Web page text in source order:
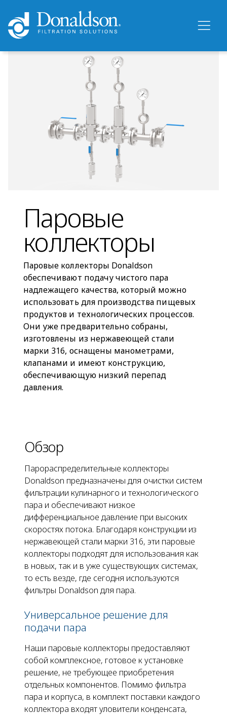
Паровые
коллекторы
Паровые коллекторы Donaldson
обеспечивают подачу чистого пара
надлежащего качества, который можно
использовать для производства пищевых
продуктов и технологических процессов.
Они уже предварительно собраны,
изготовлены из нержавеющей стали
марки 316, оснащены манометрами,
клапанами и имеют конструкцию,
обеспечивающую низкий перепад
давления.
Обзор
Парораспределительные коллекторы
Donaldson предназначены для очистки систем
фильтрации кулинарного и технологического
пара и обеспечивают низкое
дифференциальное давление при высоких
скоростях потока. Благодаря конструкции из
нержавеющей стали марки 316, эти паровые
коллекторы подходят для использования как
в новых, так и в уже существующих системах,
то есть везде, где сегодня используются
фильтры Donaldson для пара.
Универсальное решение для
подачи пара
Наши паровые коллекторы предоставляют
собой комплексное, готовое к установке
решение, не требующее приобретения
отдельных компонентов. Помимо фильтра
пара и корпуса, в комплект поставки каждого
коллектора входят уловители конденсата,